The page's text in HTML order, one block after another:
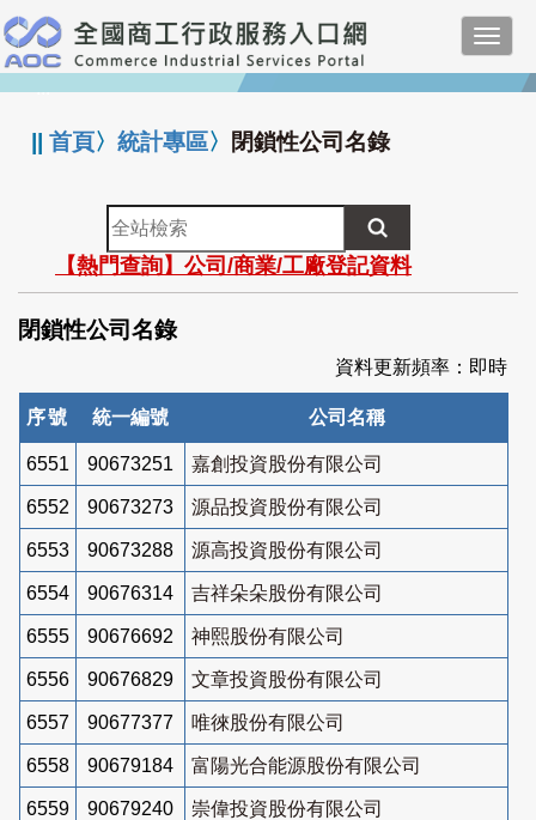
跳
到
主
要
:::
||首頁〉統計專區〉 閉鎖性公司名錄
全
站
檢
索
【熱門查詢】公司/商業/工廠登記資料
閉鎖性公司名錄
資料更新頻率：即時
序號 統一編號 公司名稱
6551 90673251 嘉創投資股份有限公司
6552 90673273 源品投資股份有限公司
6553 90673288 源高投資股份有限公司
6554 90676314 吉祥朵朵股份有限公司
6555 90676692 神熙股份有限公司
6556 90676829 文章投資股份有限公司
6557 90677377 唯徠股份有限公司
6558 90679184 富陽光合能源股份有限公司
6559 90679240 崇偉投資股份有限公司